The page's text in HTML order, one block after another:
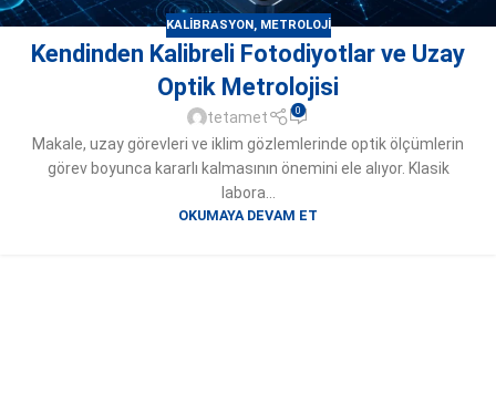
KALIBRASYON, METROLOJI
Kendinden Kalibreli Fotodiyotlar ve Uzay
Optik Metrolojisi
tetamet 0
Makale, uzay görevleri ve iklim gözlemlerinde optik ölçümlerin
görev boyunca kararlı kalmasının önemini ele alıyor. Klasik
labora...
OKUMAYA DEVAM ET